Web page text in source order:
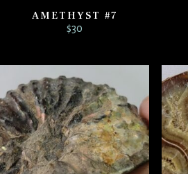
AMETHYST #7
$30